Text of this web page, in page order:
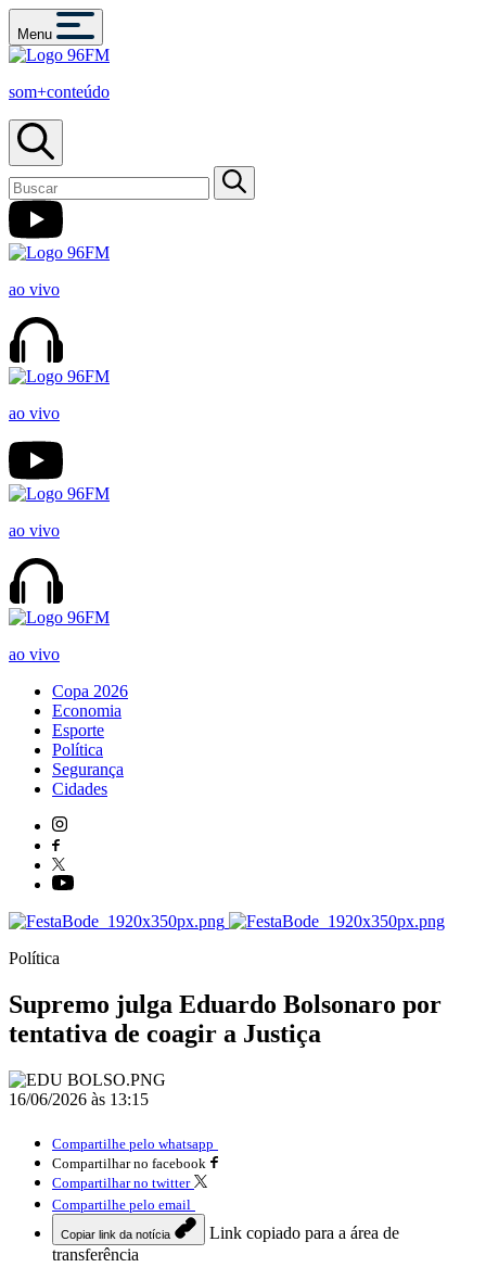
Menu
som+conteúdo
ao vivo
ao vivo
ao vivo
ao vivo
Copa 2026
Economia
Esporte
Política
Segurança
Cidades
Política
Supremo julga Eduardo Bolsonaro por
tentativa de coagir a Justiça
16/06/2026 às 13:15
Compartilhe pelo whatsapp
Compartilhar no facebook
Compartilhar no twitter
Compartilhe pelo email
Copiar link da notícia
Link copiado para a área de
transferência